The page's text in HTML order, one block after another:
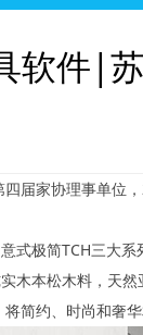
软件|
届家协理事单位
式极简TCH三大
木本松木料，天
简约、时尚和奢